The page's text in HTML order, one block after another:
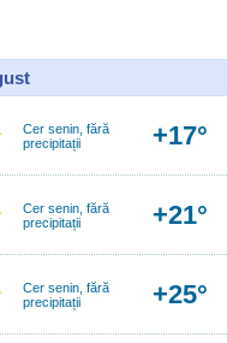
Cer senin, fără
precipitații
+17°
Cer senin, fără
precipitații
+21°
Cer senin, fără
precipitații
+25°